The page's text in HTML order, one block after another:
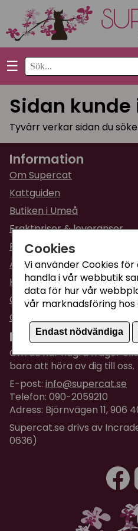
Cookies
Vi använder Cookies
handla i vår webbutik
data för hur vår
vår marknadsföring hos
Endast nödvändiga
☰
Sidan
Tyvärr verkar sidan du
Information
Om Supercat
Kattguiden
Butiken i Umeå
Fraktpriser & leveranser
Returinformation
Ångra din order
Köpvillkor
Om företaget / Kontakta
Om Cookies
Kundtjänst
Om du har några frågor
bara att höra av dig till oss.
E-post: info@supercat.se
Telefon: 090-2059210
Adress: Björnvägen 11, 906
Supercat.se drivs av
0636)